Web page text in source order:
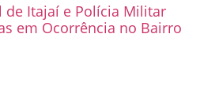
de Itajaí e Polícia Militar
em Ocorrência no Bairro